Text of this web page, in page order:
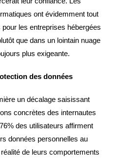
ont évidemment tout
les entreprises hébergées
que dans un lointain nuage
plus exigeante.
des données
un décalage saisissant
concrètes des internautes
des utilisateurs affirment
données personnelles au
de leurs comportements